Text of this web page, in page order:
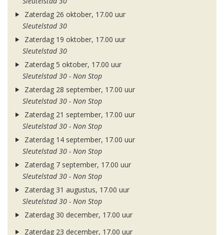
Zaterdag 26 oktober, 17.00 uur
Sleutelstad 30
Zaterdag 19 oktober, 17.00 uur
Sleutelstad 30
Zaterdag 5 oktober, 17.00 uur
Sleutelstad 30 - Non Stop
Zaterdag 28 september, 17.00 uur
Sleutelstad 30 - Non Stop
Zaterdag 21 september, 17.00 uur
Sleutelstad 30 - Non Stop
Zaterdag 14 september, 17.00 uur
Sleutelstad 30 - Non Stop
Zaterdag 7 september, 17.00 uur
Sleutelstad 30 - Non Stop
Zaterdag 31 augustus, 17.00 uur
Sleutelstad 30 - Non Stop
Zaterdag 30 december, 17.00 uur
Zaterdag 23 december, 17.00 uur